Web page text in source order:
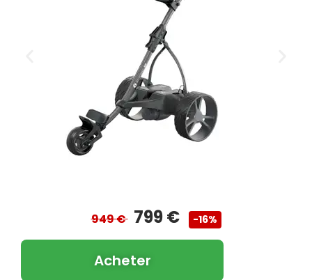
949 € 799 € -16%
Acheter